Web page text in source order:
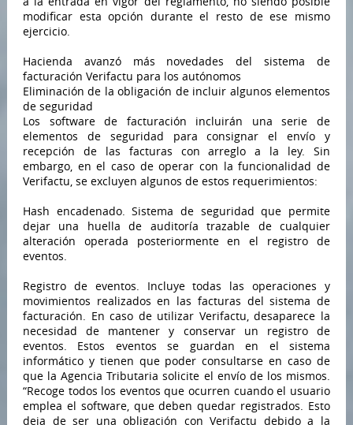
modificar esta opción durante el resto de ese mismo
ejercicio.
Hacienda avanzó más novedades del sistema de
facturación Verifactu para los autónomos
Eliminación de la obligación de incluir algunos elementos
de seguridad
Los software de facturación incluirán una serie de
elementos de seguridad para consignar el envío y
recepción de las facturas con arreglo a la ley. Sin
embargo, en el caso de operar con la funcionalidad de
Verifactu, se excluyen algunos de estos requerimientos:
Hash encadenado. Sistema de seguridad que permite
dejar una huella de auditoría trazable de cualquier
alteración operada posteriormente en el registro de
eventos.
Registro de eventos. Incluye todas las operaciones y
movimientos realizados en las facturas del sistema de
facturación. En caso de utilizar Verifactu, desaparece la
necesidad de mantener y conservar un registro de
eventos. Estos eventos se guardan en el sistema
informático y tienen que poder consultarse en caso de
que la Agencia Tributaria solicite el envío de los mismos.
“Recoge todos los eventos que ocurren cuando el usuario
emplea el software, que deben quedar registrados. Esto
deja de ser una obligación con Verifactu debido a la